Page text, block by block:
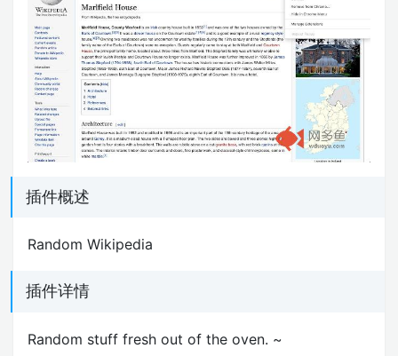
插件概述
Random Wikipedia
插件详情
Random stuff fresh out of the oven. ~